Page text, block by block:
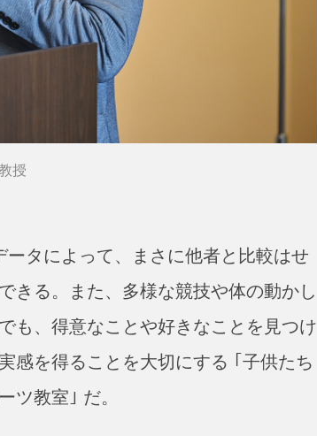
授
タによって、まさに他者と比較はせ
きる。また、多様な競技や体の動かし
も、得意なことや好きなことを見つけ
感を得ることを大切にする ｢子供たち
ツ教室｣ だ。